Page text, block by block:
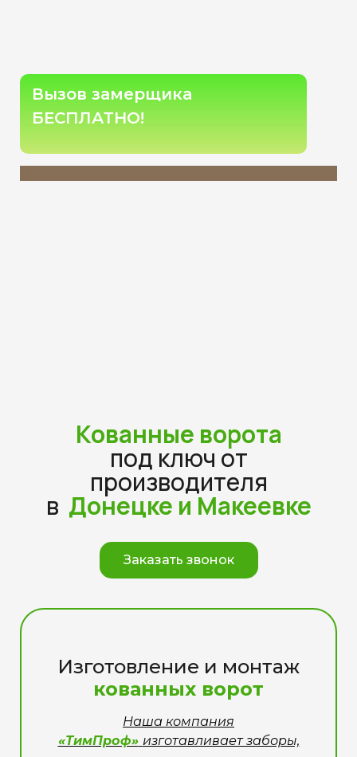
Вызов замерщика
БЕСПЛАТНО!
Кованные ворота
под ключ от
производителя
в Донецке и Макеевке
Заказать звонок
Изготовление и монтаж
кованных ворот
Наша компания
«ТимПроф» изготавливает заборы,